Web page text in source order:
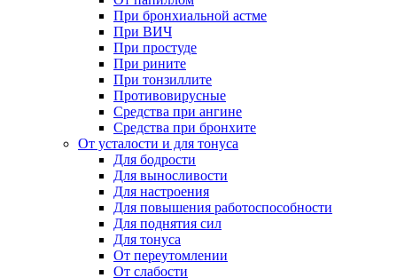
При бронхиальной астме
При ВИЧ
При простуде
При рините
При тонзиллите
Противовирусные
Средства при ангине
Средства при бронхите
От усталости и для тонуса
Для бодрости
Для выносливости
Для настроения
Для повышения работоспособности
Для поднятия сил
Для тонуса
От переутомлении
От слабости